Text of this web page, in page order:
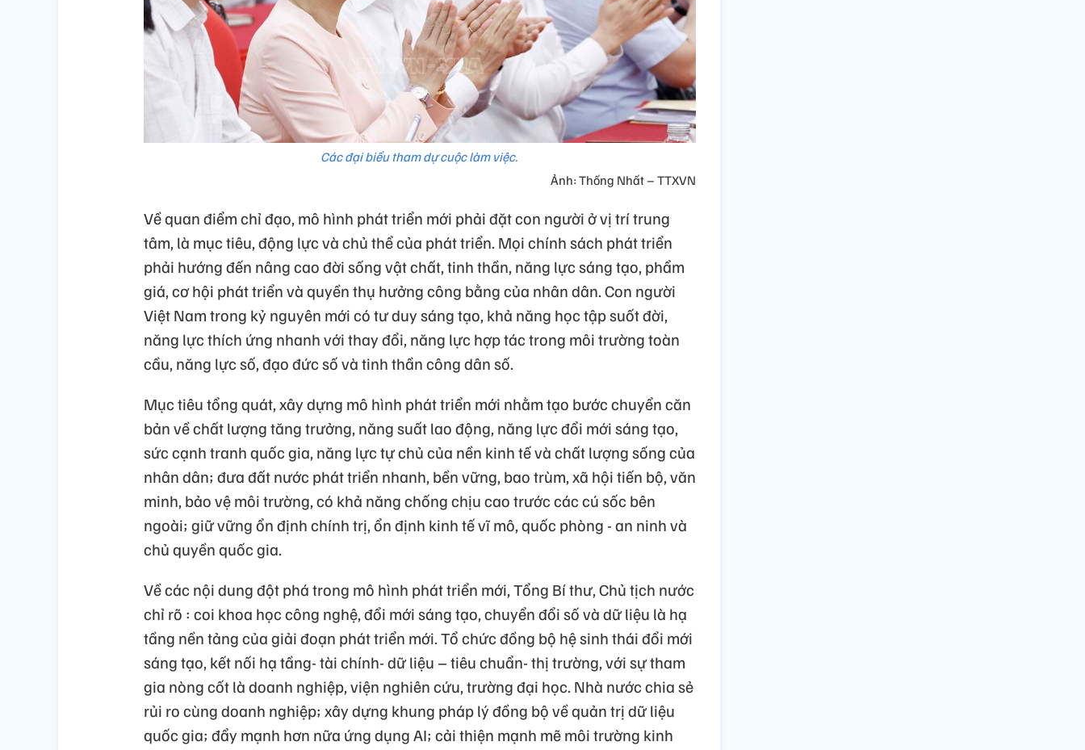
Các đại biểu tham dự cuộc làm việc.
Ảnh: Thống Nhất – TTXVN
Về quan điểm chỉ đạo, mô hình phát triển mới phải đặt con người ở vị trí trung
tâm, là mục tiêu, động lực và chủ thể của phát triển. Mọi chính sách phát triển
phải hướng đến nâng cao đời sống vật chất, tinh thần, năng lực sáng tạo, phẩm
giá, cơ hội phát triển và quyền thụ hưởng công bằng của nhân dân. Con người
Việt Nam trong kỷ nguyên mới có tư duy sáng tạo, khả năng học tập suốt đời,
năng lực thích ứng nhanh với thay đổi, năng lực hợp tác trong môi trường toàn
cầu, năng lực số, đạo đức số và tinh thần công dân số.
Mục tiêu tổng quát, xây dựng mô hình phát triển mới nhằm tạo bước chuyển căn
bản về chất lượng tăng trưởng, năng suất lao động, năng lực đổi mới sáng tạo,
sức cạnh tranh quốc gia, năng lực tự chủ của nền kinh tế và chất lượng sống của
nhân dân; đưa đất nước phát triển nhanh, bền vững, bao trùm, xã hội tiến bộ, văn
minh, bảo vệ môi trường, có khả năng chống chịu cao trước các cú sốc bên
ngoài; giữ vững ổn định chính trị, ổn định kinh tế vĩ mô, quốc phòng - an ninh và
chủ quyền quốc gia.
Về các nội dung đột phá trong mô hình phát triển mới, Tổng Bí thư, Chủ tịch nước
chỉ rõ : coi khoa học công nghệ, đổi mới sáng tạo, chuyển đổi số và dữ liệu là hạ
tầng nền tảng của giải đoạn phát triển mới. Tổ chức đồng bộ hệ sinh thái đổi mới
sáng tạo, kết nối hạ tầng- tài chính- dữ liệu – tiêu chuẩn- thị trường, với sự tham
gia nòng cốt là doanh nghiệp, viện nghiên cứu, trường đại học. Nhà nước chia sẻ
rủi ro cùng doanh nghiệp; xây dựng khung pháp lý đồng bộ về quản trị dữ liệu
quốc gia; đẩy mạnh hơn nữa ứng dụng AI; cải thiện mạnh mẽ môi trường kinh